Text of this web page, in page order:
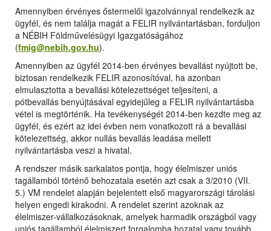
Amennyiben érvényes őstermelői igazolvánnyal rendelkezik az
ügyfél, és nem találja magát a FELIR nyilvántartásban, forduljon
a NÉBIH Földművelésügyi Igazgatóságához
(fmig@nebih.gov.hu).
Amennyiben az ügyfél 2014-ben érvényes bevallást nyújtott be,
biztosan rendelkezik FELIR azonosítóval, ha azonban
elmulasztotta a bevallási kötelezettséget teljesíteni, a
pótbevallás benyújtásával egyidejűleg a FELIR nyilvántartásba
vétel is megtörténik. Ha tevékenységét 2014-ben kezdte meg az
ügyfél, és ezért az idei évben nem vonatkozott rá a bevallási
kötelezettség, akkor nullás bevallás leadása mellett
nyilvántartásba veszi a hivatal.
A rendszer másik sarkalatos pontja, hogy élelmiszer uniós
tagállamból történő behozatala esetén azt csak a 3/2010 (VII.
5.) VM rendelet alapján bejelentett első magyarországi tárolási
helyen engedi kirakodni. A rendelet szerint azoknak az
élelmiszer-vállalkozásoknak, amelyek harmadik országból vagy